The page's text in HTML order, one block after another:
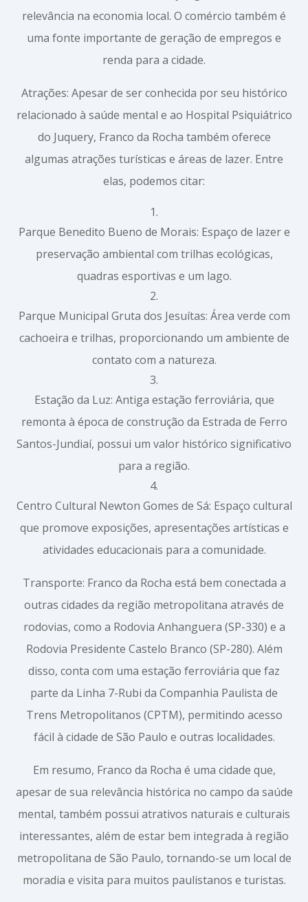
relevância na economia local. O comércio também é
uma fonte importante de geração de empregos e
renda para a cidade.
Atrações: Apesar de ser conhecida por seu histórico
relacionado à saúde mental e ao Hospital Psiquiátrico
do Juquery, Franco da Rocha também oferece
algumas atrações turísticas e áreas de lazer. Entre
elas, podemos citar:
Parque Benedito Bueno de Morais: Espaço de lazer e
preservação ambiental com trilhas ecológicas,
quadras esportivas e um lago.
Parque Municipal Gruta dos Jesuítas: Área verde com
cachoeira e trilhas, proporcionando um ambiente de
contato com a natureza.
Estação da Luz: Antiga estação ferroviária, que
remonta à época de construção da Estrada de Ferro
Santos-Jundiaí, possui um valor histórico significativo
para a região.
Centro Cultural Newton Gomes de Sá: Espaço cultural
que promove exposições, apresentações artísticas e
atividades educacionais para a comunidade.
Transporte: Franco da Rocha está bem conectada a
outras cidades da região metropolitana através de
rodovias, como a Rodovia Anhanguera (SP-330) e a
Rodovia Presidente Castelo Branco (SP-280). Além
disso, conta com uma estação ferroviária que faz
parte da Linha 7-Rubi da Companhia Paulista de
Trens Metropolitanos (CPTM), permitindo acesso
fácil à cidade de São Paulo e outras localidades.
Em resumo, Franco da Rocha é uma cidade que,
apesar de sua relevância histórica no campo da saúde
mental, também possui atrativos naturais e culturais
interessantes, além de estar bem integrada à região
metropolitana de São Paulo, tornando-se um local de
moradia e visita para muitos paulistanos e turistas.